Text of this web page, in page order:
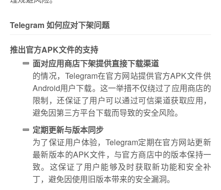
Telegram 如何应对下架问题
推出官方APK文件的支持
面对应用商店下架提供直接下载渠道
的情况，Telegram在官方网站提供官方APK文件供
Android用户下载。这一举措不仅绕过了应用商店的
限制，还保证了用户可以通过可信渠道获取应用，
避免因第三方平台下载而导致的安全风险。
定期更新与版本同步
为了保证用户体验，Telegram定期在官方网站更新
最新版本的APK文件，与官方商店中的版本保持一
致。这保证了用户能够及时获取新功能和安全补
丁，避免因使用旧版本带来的安全漏洞。